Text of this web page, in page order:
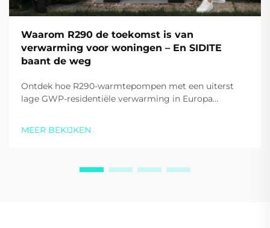
Waarom R290 de toekomst is van
verwarming voor woningen – En SIDITE
baant de weg
Ontdek hoe R290-warmtepompen met een uiterst
lage GWP-residentiële verwarming in Europa
toekomstbestendige keuze is voor aannemers en
MEER BEKIJKEN